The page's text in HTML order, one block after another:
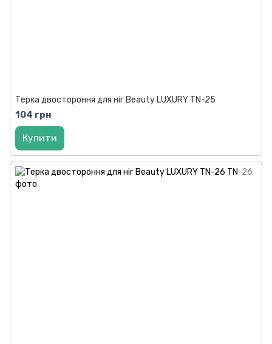
Терка двостороння для ніг Beauty LUXURY TN-25
104 грн
Купити